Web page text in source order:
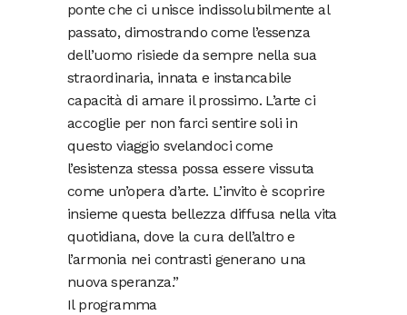
ponte che ci unisce indissolubilmente al
passato, dimostrando come l’essenza
dell’uomo risiede da sempre nella sua
straordinaria, innata e instancabile
capacità di amare il prossimo. L’arte ci
accoglie per non farci sentire soli in
questo viaggio svelandoci come
l’esistenza stessa possa essere vissuta
come un’opera d’arte. L’invito è scoprire
insieme questa bellezza diffusa nella vita
quotidiana, dove la cura dell’altro e
l’armonia nei contrasti generano una
nuova speranza.”
Il programma